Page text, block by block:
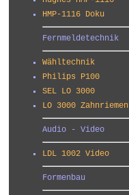
HMP-1116 Doku
Fernmeldetechnik
Wähltechnik
Philips P100
SEL LO 3000
LO 3000 Zahnriemen
Audio - Video
LDL 1002 Video
Formenbau